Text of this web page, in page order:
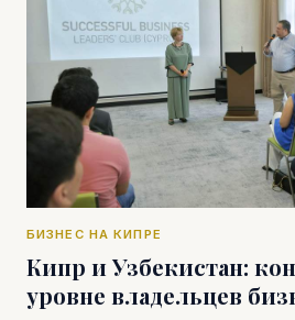
БИЗНЕС НА КИПРЕ
Кипр и Узбекистан:
уровне владельцев